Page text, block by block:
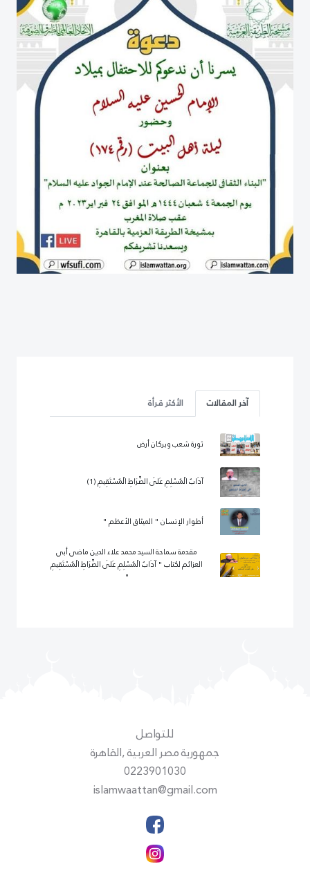
آخر المقالات الأكثر قرأة
ثورة شعب وبركان أرض
آدَابُ الْمُسْلِمِ عَلَى الصِّرَاطِ الْمُسْتَقِيمِ (1)
أطوار الإنسان " الميثاق الأعظم "
مقدمة سماحة السيد محمد علاء الدين ماضي أبي
العزائم لكتاب " آدَابُ الْمُسْلِمِ عَلَى الصِّرَاطِ الْمُسْتَقِيمِ
"
للتواصل
جمهورية مصر العربية ,القاهرة
0223901030
islamwaattan@gmail.com